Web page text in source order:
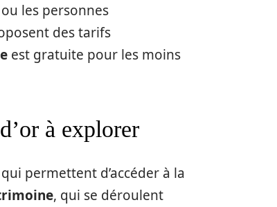
les personnes
des tarifs
est gratuite pour les moins
à explorer
permettent d’accéder à la
, qui se déroulent